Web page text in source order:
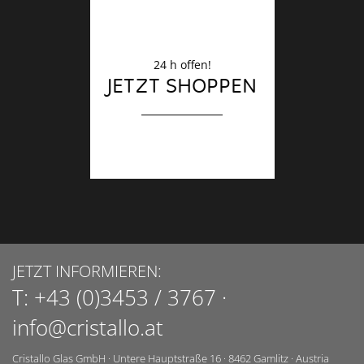
24 h offen!
JETZT SHOPPEN
JETZT INFORMIEREN:
T: +43 (0)3453 / 3767 ·
info@cristallo.at
Cristallo Glas GmbH · Untere Hauptstraße 16 · 8462Gamlitz · Austria